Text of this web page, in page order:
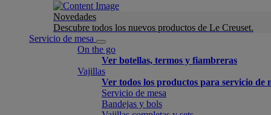
Novedades
Descubre todos los nuevos productos de Le Creuset.
Servicio de mesa
On the go
Ver botellas, termos y fiambreras
Vajillas
Ver todos los productos para servicio de
Servicio de mesa
Bandejas y bols